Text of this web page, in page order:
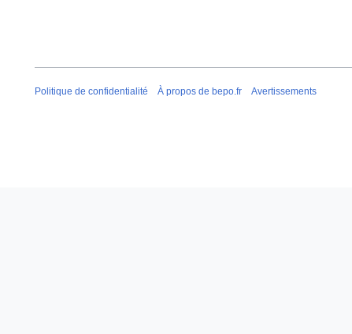
Politique de confidentialité À propos de bepo.fr Avertissements